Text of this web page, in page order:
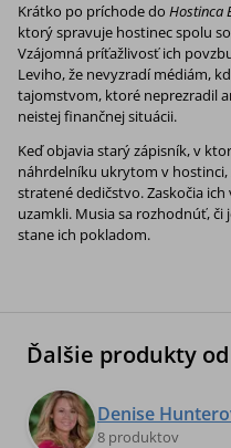
Krátko po príchode do Hostinca
ktorý spravuje hostinec spolu
Vzájomná príťažlivosť ich
Leviho, že nevyzradí médiám,
tajomstvom, ktoré neprezradil
neistej finančnej situácii.
Keď objavia starý zápisník, v
náhrdelníku ukrytom v
stratené dedičstvo. Zaskočia
uzamkli. Musia sa rozhodnúť, či
stane ich pokladom.
Ďalšie produkty
Denise
8 produktov